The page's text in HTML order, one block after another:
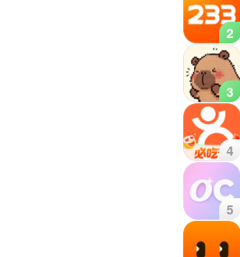
2
3
4
5